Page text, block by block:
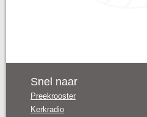
Snel naar
Preekrooster
Kerkradio